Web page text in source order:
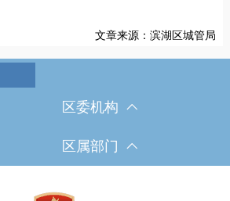
文章来源：滨湖区城管局
区委机构
区属部门